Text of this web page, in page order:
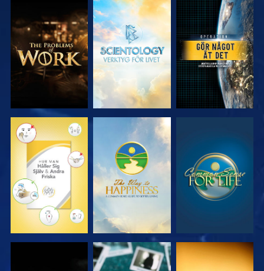
UTFORSKA
SERIEN
UTFORSKA
SERIEN
TITTA
TITTA TITTA TITTA